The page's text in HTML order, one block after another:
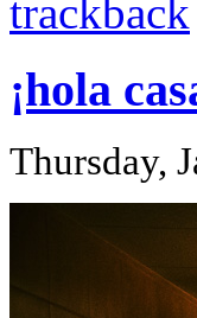
trackback
¡hola
Thursday,